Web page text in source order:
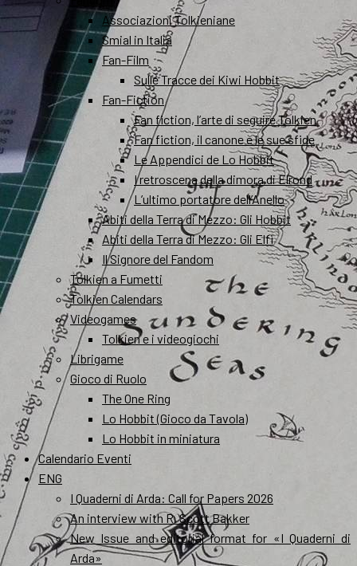
Associazioni Tolkieniane
Smial in Italia
Fan-Film
Sulle Tracce dei Kiwi Hobbit
Fan-Fiction
Fan fiction, l’arte di seguire Tolkien
Fan fiction, il canone e le sue sfide
Le Appendici de Lo Hobbit
I retroscena della dimora di Elrond
L’ultimo portatore dell’Anello
Abiti della Terra di Mezzo: Gli Hobbit
Abiti della Terra di Mezzo: Gli Elfi
Il Signore del Fandom
Tolkien a Fumetti
Tolkien Calendars
Videogames
Tolkien e i videogiochi
Librigame
Gioco di Ruolo
The One Ring
Lo Hobbit (Gioco da Tavola)
Lo Hobbit in miniatura
Calendario Eventi
ENG
I Quaderni di Arda: Call for Papers 2026
An interview with R. Scott Bakker
New Issue and editorial format for «I Quaderni di
Arda»